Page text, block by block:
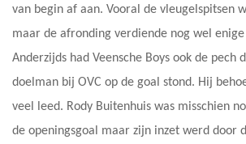
van begin af aan. Vooral de vleugelspitsen
maar de afronding verdiende nog wel
Anderzijds had Veensche Boys ook de pech
doelman bij OVC op de goal stond. Hij
veel leed. Rody Buitenhuis was misschien
de openingsgoal maar zijn inzet werd door